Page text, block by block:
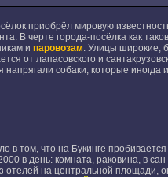
приобрёл мировую
В черте города-посёлка как
и паровозам. Улицы широкие,
от лапасовского и
собаки, которые
том, что на Букинге
в день: комната, раковина, в
на центральной площади,